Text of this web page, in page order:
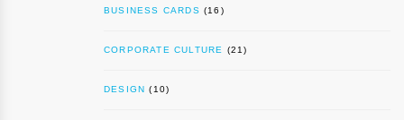
BUSINESS CARDS (16)
CORPORATE CULTURE (21)
DESIGN (10)